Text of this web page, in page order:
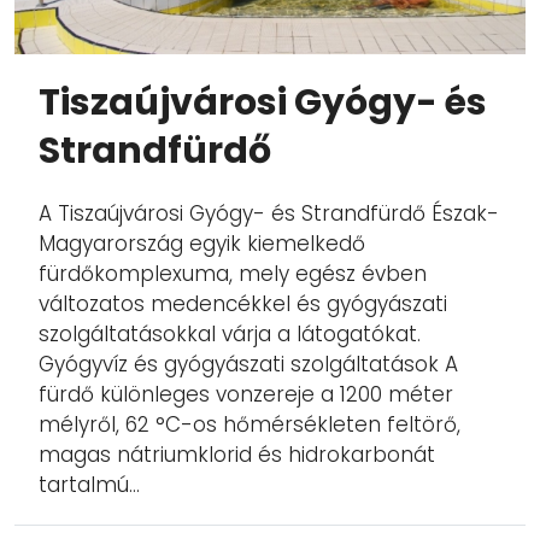
Tiszaújvárosi Gyógy- és
Strandfürdő
A Tiszaújvárosi Gyógy- és Strandfürdő Észak-
Magyarország egyik kiemelkedő
fürdőkomplexuma, mely egész évben
változatos medencékkel és gyógyászati
szolgáltatásokkal várja a látogatókat.
Gyógyvíz és gyógyászati szolgáltatások A
fürdő különleges vonzereje a 1200 méter
mélyről, 62 °C-os hőmérsékleten feltörő,
magas nátriumklorid és hidrokarbonát
tartalmú...